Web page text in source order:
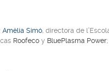
Amèlia Simó, directora de
Roofeco y BluePlasma Power